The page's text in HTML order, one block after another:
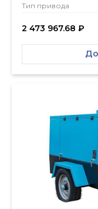
Тип привода
2 473 967.68 ₽